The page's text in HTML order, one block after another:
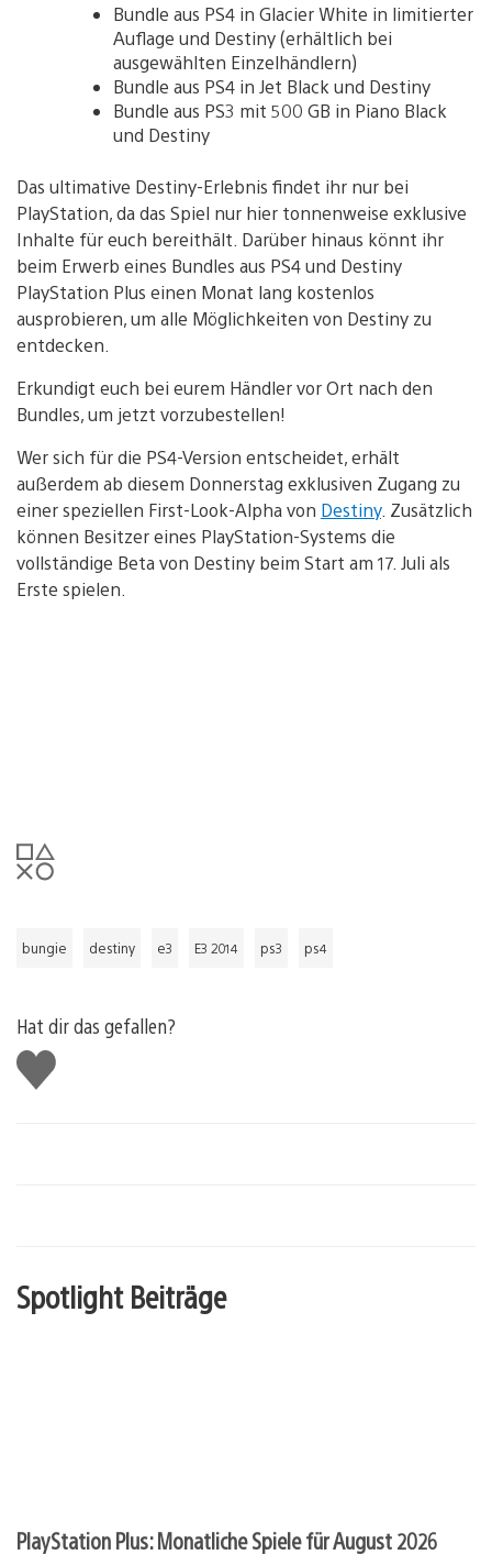
Bundle aus PS4 in Glacier White in limitierter
Auflage und Destiny (erhältlich bei
ausgewählten Einzelhändlern)
Bundle aus PS4 in Jet Black und Destiny
Bundle aus PS3 mit 500 GB in Piano Black
und Destiny
Das ultimative Destiny-Erlebnis findet ihr nur bei
PlayStation, da das Spiel nur hier tonnenweise exklusive
Inhalte für euch bereithält. Darüber hinaus könnt ihr
beim Erwerb eines Bundles aus PS4 und Destiny
PlayStation Plus einen Monat lang kostenlos
ausprobieren, um alle Möglichkeiten von Destiny zu
entdecken.
Erkundigt euch bei eurem Händler vor Ort nach den
Bundles, um jetzt vorzubestellen!
Wer sich für die PS4-Version entscheidet, erhält
außerdem ab diesem Donnerstag exklusiven Zugang zu
einer speziellen First-Look-Alpha von Destiny. Zusätzlich
können Besitzer eines PlayStation-Systems die
vollständige Beta von Destiny beim Start am 17. Juli als
Erste spielen.
bungie destiny e3 E3 2014 ps3 ps4
Hat dir das gefallen?
Gefällt
mir
Spotlight Beiträge
PlayStation Plus: Monatliche Spiele für August 2026